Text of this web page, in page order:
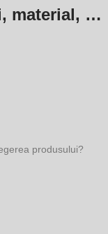
material, …
produsului?